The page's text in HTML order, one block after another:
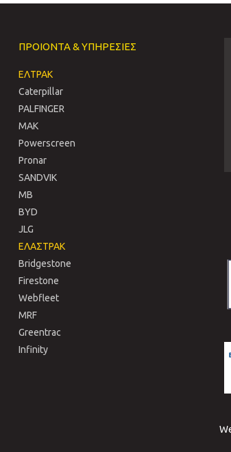
ΠΡΟΙΟΝΤΑ & ΥΠΗΡΕΣΙΕΣ
ΕΛΤΡΑΚ
Caterpillar
PALFINGER
MAK
Powerscreen
Pronar
SANDVIΚ
MB
BYD
JLG
ΕΛΑΣΤΡΑΚ
Bridgestone
Firestone
Webfleet
MRF
Greentrac
Infinity